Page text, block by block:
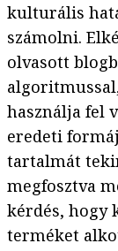
kulturális
számolni.
olvasott
használja fel
eredeti
tartalmát
megfosztva
kérdés, hogy
terméket